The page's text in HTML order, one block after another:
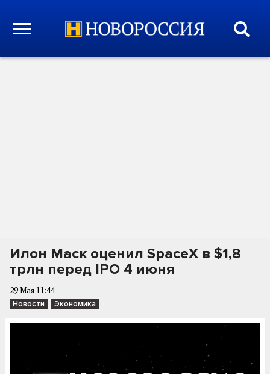
Илон Маск оценил SpaceX в $1,8
трлн перед IPO 4 июня
29 Мая 11:44
Новости Экономика